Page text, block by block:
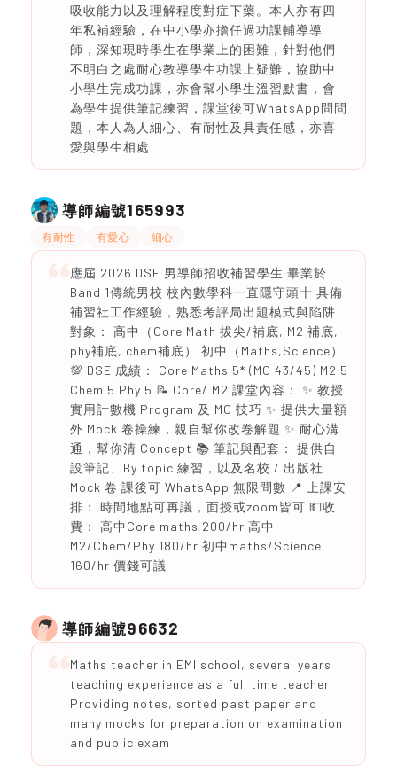
吸收能力以及理解程度對症下藥。本人亦有四
年私補經驗，在中小學亦擔任過功課輔導導
師，深知現時學生在學業上的困難，針對他們
不明白之處耐心教導學生功課上疑難，協助中
小學生完成功課，亦會幫小學生溫習默書，會
為學生提供筆記練習，課堂後可WhatsApp問問
題，本人為人細心、有耐性及具責任感，亦喜
愛與學生相處
導師編號165993
有耐性 有愛心 細心
應屆 2026 DSE 男導師招收補習學生 畢業於
Band 1傳統男校 校內數學科一直隱守頭十 具備
補習社工作經驗，熟悉考評局出題模式與陷阱
對象： 高中（Core Math 拔尖/補底, M2 補底,
phy補底, chem補底） 初中（Maths,Science）
💯 DSE 成績： Core Maths 5* (MC 43/45) M2 5
Chem 5 Phy 5 📝 Core/ M2 課堂內容： ✨ 教授
實用計數機 Program 及 MC 技巧 ✨ 提供大量額
外 Mock 卷操練，親自幫你改卷解題 ✨ 耐心溝
通，幫你清 Concept 📚 筆記與配套： 提供自
設筆記、By topic 練習，以及名校 / 出版社
Mock 卷 課後可 WhatsApp 無限問數 📍 上課安
排： 時間地點可再議，面授或zoom皆可 💵收
費： 高中Core maths 200/hr 高中
M2/Chem/Phy 180/hr 初中maths/Science
160/hr 價錢可議
導師編號96632
Maths teacher in EMI school, several years
teaching experience as a full time teacher.
Providing notes, sorted past paper and
many mocks for preparation on examination
and public exam